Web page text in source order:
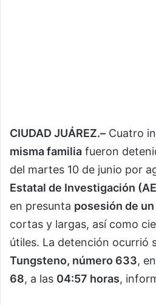
CIUDAD JUÁREZ.– Cuatro
misma familia fueron
del martes 10 de junio por
Estatal de Investigación
en presunta posesión de
cortas y largas, así como
útiles. La detención ocurrió
Tungsteno, número 633,
68, a las 04:57 horas,